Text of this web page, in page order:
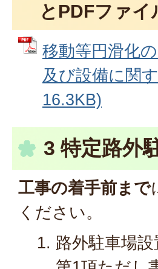
とPDFファ
移動等円滑化
及び設備に関
16.3KB)
3 特定路外
工事の着手前まで
ください。
路外駐車場